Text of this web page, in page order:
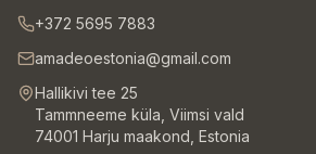
+372 5695 7883
amadeoestonia@gmail.com
Hallikivi tee 25
Tammneeme küla, Viimsi vald
74001 Harju maakond, Estonia